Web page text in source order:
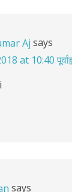
Aj says
at 10:40
says